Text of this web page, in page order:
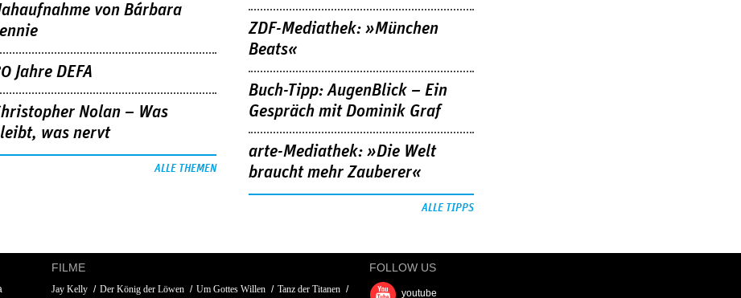
von Bárbara
Jahre DEFA
Nolan – Was
was nervt
ALLE THEMEN
ZDF-Mediathek: »München
Beats«
Buch-Tipp: AugenBlick – Ein
Gespräch mit Dominik Graf
arte-Mediathek: »Die Welt
braucht mehr Zauberer«
ALLE TIPPS
FILME
Jay Kelly Der König der Löwen Um Gottes Willen Tanz der Titanen
FOLLOW US
youtube